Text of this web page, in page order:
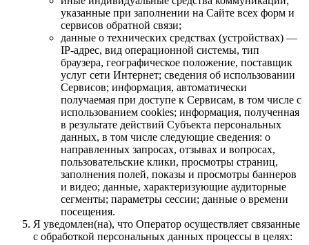
указанные при заполнении на Сайте всех форм и
сервисов обратной связи;
данные о технических средствах (устройствах) —
IP-адрес, вид операционной системы, тип
браузера, географическое положение, поставщик
услуг сети Интернет; сведения об использовании
Сервисов; информация, автоматически
получаемая при доступе к Сервисам, в том числе с
использованием cookies; информация, полученная
в результате действий Субъекта персональных
данных, в том числе следующие сведения: о
направленных запросах, отзывах и вопросах,
пользовательские клики, просмотры страниц,
заполнения полей, показы и просмотры баннеров
и видео; данные, характеризующие аудиторные
сегменты; параметры сессии; данные о времени
посещения.
Я уведомлен(на), что Оператор осуществляет связанные
с обработкой персональных данных процессы в целях: